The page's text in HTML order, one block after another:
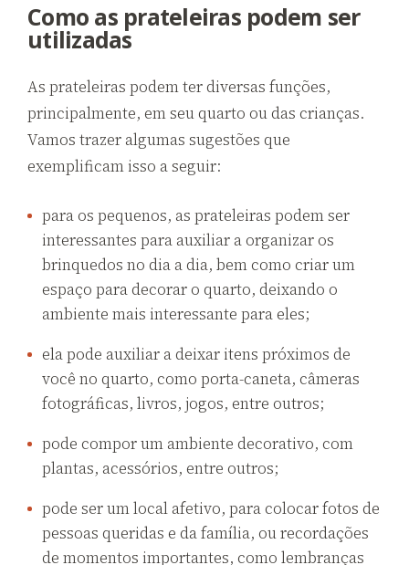
Como as prateleiras podem ser
utilizadas
As prateleiras podem ter diversas funções,
principalmente, em seu quarto ou das crianças.
Vamos trazer algumas sugestões que
exemplificam isso a seguir:
para os pequenos, as prateleiras podem ser
interessantes para auxiliar a organizar os
brinquedos no dia a dia, bem como criar um
espaço para decorar o quarto, deixando o
ambiente mais interessante para eles;
ela pode auxiliar a deixar itens próximos de
você no quarto, como porta-caneta, câmeras
fotográficas, livros, jogos, entre outros;
pode compor um ambiente decorativo, com
plantas, acessórios, entre outros;
pode ser um local afetivo, para colocar fotos de
pessoas queridas e da família, ou recordações
de momentos importantes, como lembranças